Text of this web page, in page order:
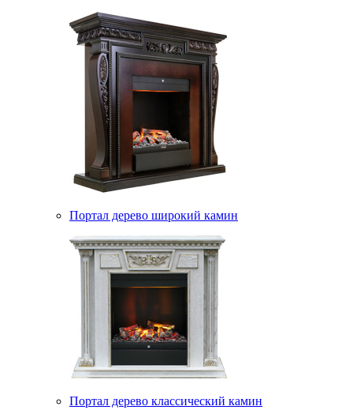
Портал дерево широкий камин
Портал дерево классический камин